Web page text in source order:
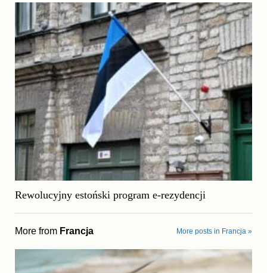
Rewolucyjny estoński program e-rezydencji
More from Francja More posts in Francja »